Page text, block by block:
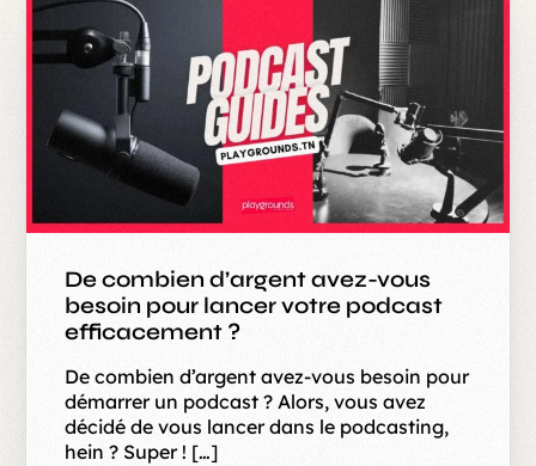
De combien d’argent avez-vous
besoin pour lancer votre podcast
efficacement ?
De combien d’argent avez-vous besoin pour
démarrer un podcast ? Alors, vous avez
décidé de vous lancer dans le podcasting,
hein ? Super ! […]